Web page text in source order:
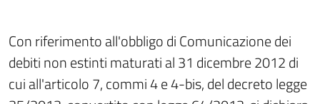
Con riferimento all'obbligo di Comunicazione dei
debiti non estinti maturati al 31 dicembre 2012 di
cui all'articolo 7, commi 4 e 4-bis, del decreto legge